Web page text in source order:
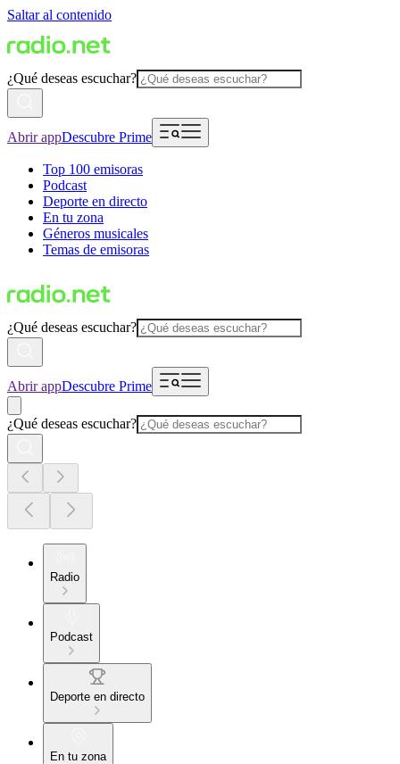
Saltar al contenido
¿Qué deseas escuchar?
Abrir appDescubre Prime
Top 100 emisoras
Podcast
Deporte en directo
En tu zona
Géneros musicales
Temas de emisoras
¿Qué deseas escuchar?
Abrir appDescubre Prime
¿Qué deseas escuchar?
Radio
Podcast
Deporte en directo
En tu zona